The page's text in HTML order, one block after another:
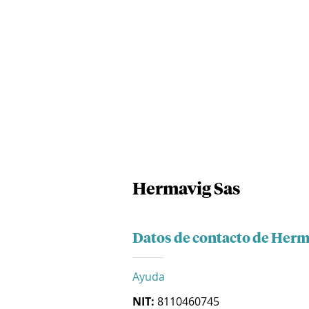
Hermavig Sas
Datos de contacto de
Ayuda
NIT: 8110460745